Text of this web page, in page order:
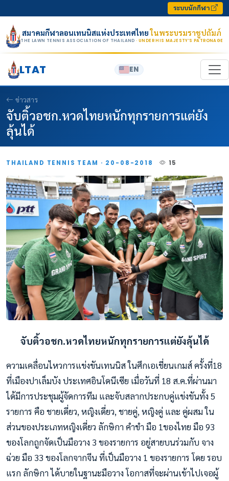
ระบบนักกีฬา
สมาคมกีฬาลอนเทนนิสแห่งประเทศไทยในพระบรมราชูปถัมภ์
THE LAWN TENNIS ASSOCIATION OF THAILAND · UNDER HIS MAJESTY’S PATRONAGE
LTAT EN
ข่าวสาร
จับติ้วอชก.หวดไทยหนักทุกรายการแต่ยัง
ลุ้นได้
THAILAND TENNIS TEAM · 20-08-2018 15
จับติ้วอชก.หวดไทยหนักทุกรายการแต่ยังลุ้นได้
ความเคลื่อนไหวการแข่งขันเทนนิส ในศึกเอเชี่ยนเกมส์ ครั้งที่18
ที่เมืองปาเล็มบัง ประเทศอินโดนีเซีย เมื่อวันที่ 18 ส.ค.ที่ผ่านมา
ได้มีการประชุมผู้จัดการทีม และจับสลากประกบคู่แข่งขันทั้ง 5
รายการ คือ ชายเดี่ยว, หญิงเดี่ยว, ชายคู่, หญิงคู่ และ คู่ผสม ใน
ส่วนของประเภทหญิงเดี่ยว ลักษิกา คำขำ มือ 1ของไทย มือ 93
ของโลกถูกจัดเป็นมือวาง 3 ของรายการ อยู่สายบนร่วมกับ จาง
ฉ่วย มือ 33 ของโลกจากจีน ที่เป็นมือวาง 1 ของรายการ โดย รอบ
แรก ลักษิกา ได้บายในฐานะมือวาง โอกาสที่จะผ่านเข้าไปเจอผู้